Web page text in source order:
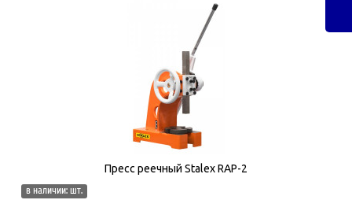
Пресс реечный Stalex RAP-2
в наличии: шт.